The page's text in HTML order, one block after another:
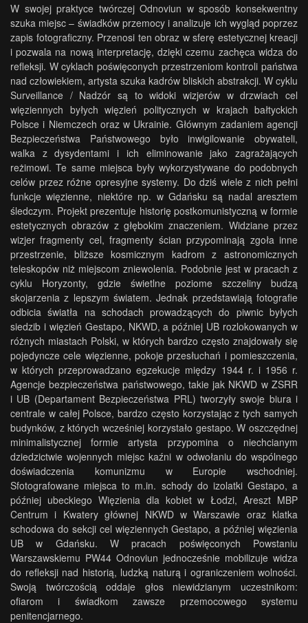
W swojej praktyce twórczej Odnoviun w sposób konsekwentny
szuka miejsc – świadków przemocy i analizuje ich wygląd poprzez
zapis fotograficzny. Przenosi ten obraz w sferę estetycznej kreacji
i pozwala na nową interpretację, dzięki czemu zachęca widza do
refleksji. W cyklach poświęconych przestrzeniom kontroli państwa
nad człowiekiem, artysta szuka kadrów bliskich abstrakcji. W cyklu
Surveillance / Nadzór są to widoki wizjerów w drzwiach cel
więziennych byłych więzień politycznych w krajach bałtyckich
Polsce i Niemczech oraz w Ukrainie. Głównym zadaniem agencji
Bezpieczeństwa Państwowego było inwigilowanie obywateli,
walka z dysydentami i ich eliminowanie jako zagrażających
reżimowi. Te same miejsca były wykorzystywane do podobnych
celów przez różne opresyjne systemy. Do dziś wiele z nich pełni
funkcje więzienne, niektóre np. w Gdańsku są nadal aresztem
śledczym. Projekt prezentuje historię postkomunistyczną w formie
estetycznych obrazów z głębokim znaczeniem. Widziane przez
wizjer fragmenty cel, fragmenty ścian przypominają zgoła inne
przestrzenie, bliższe kosmicznym kadrom z astronomicznych
teleskopów niż miejscom zniewolenia. Podobnie jest w pracach z
cyklu Horyzonty, gdzie świetlne poziome szczeliny budzą
skojarzenia z lepszym światem. Jednak przedstawiają fotografie
odbicia światła na schodach prowadzących do piwnic byłych
siedzib i więzień Gestapo, NKWD, a później UB rozlokowanych w
różnych miastach Polski, w których bardzo często znajdowały się
pojedyncze cele więzienne, pokoje przesłuchań i pomieszczenia,
w których przeprowadzano egzekucje między 1944 r. i 1956 r.
Agencje bezpieczeństwa państwowego, takie jak NKWD w ZSRR
i UB (Departament Bezpieczeństwa PRL) tworzyły swoje biura i
centrale w całej Polsce, bardzo często korzystając z tych samych
budynków, z których wcześniej korzystało gestapo. W oszczędnej
minimalistycznej formie artysta przypomina o niechcianym
dziedzictwie wojennych miejsc kaźni w odwołaniu do wspólnego
doświadczenia komunizmu w Europie wschodniej.
Sfotografowane miejsca to m.in. schody do izolatki Gestapo, a
później ubeckiego Więzienia dla kobiet w Łodzi, Areszt MBP
Centrum i Kwatery głównej NKWD w Warszawie oraz klatka
schodowa do sekcji cel więziennych Gestapo, a później więzienia
UB w Gdańsku. W pracach poświęconych Powstaniu
Warszawskiemu PW44 Odnoviun jednocześnie mobilizuje widza
do refleksji nad historią, ludzką naturą i ograniczeniem wolności.
Swoją twórczością oddaje głos niewidzianym uczestnikom:
ofiarom i świadkom zawsze przemocowego systemu
penitencjarnego.